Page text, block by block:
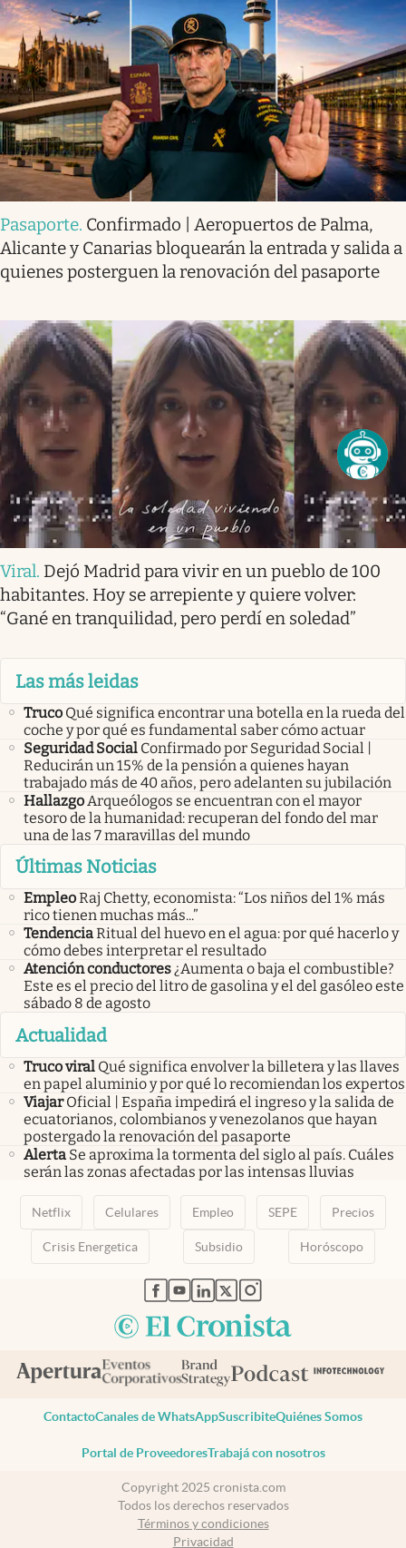
Pasaporte. Confirmado | Aeropuertos de Palma,
Alicante y Canarias bloquearán la entrada y salida a
quienes posterguen la renovación del pasaporte
Viral. Dejó Madrid para vivir en un pueblo de 100
habitantes. Hoy se arrepiente y quiere volver:
“Gané en tranquilidad, pero perdí en soledad”
Las más leidas
Truco Qué significa encontrar una botella en la rueda del
coche y por qué es fundamental saber cómo actuar
Seguridad Social Confirmado por Seguridad Social |
Reducirán un 15% de la pensión a quienes hayan
trabajado más de 40 años, pero adelanten su jubilación
HallazgoArqueólogos se encuentran con el mayor
tesoro de la humanidad: recuperan del fondo del mar
una de las 7 maravillas del mundo
Últimas Noticias
EmpleoRaj Chetty, economista: “Los niños del 1% más
rico tienen muchas más...”
TendenciaRitual del huevo en el agua: por qué hacerlo y
cómo debes interpretar el resultado
Atención conductores¿Aumenta o baja el combustible?
Este es el precio del litro de gasolina y el del gasóleo este
sábado 8 de agosto
Actualidad
Truco viral Qué significa envolver la billetera y las llaves
en papel aluminio y por qué lo recomiendan los expertos
Viajar Oficial | España impedirá el ingreso y la salida de
ecuatorianos, colombianos y venezolanos que hayan
postergado la renovación del pasaporte
Alerta Se aproxima la tormenta del siglo al país. Cuáles
serán las zonas afectadas por las intensas lluvias
Netflix Celulares Empleo SEPE Precios
Crisis Energetica Subsidio Horóscopo
abre en nueva pestaña
abre en nueva pestaña
abre en nueva pestaña
abre en nueva pestaña
abre en nueva pestaña
ContactoCanales de WhatsAppSuscribiteQuiénes Somos
Portal de ProveedoresTrabajá con nosotros
Copyright 2025 cronista.com
Todos los derechos reservados
Términos y condiciones
Privacidad